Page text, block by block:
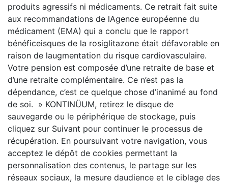
produits agressifs ni médicaments. Ce retrait fait suite
aux recommandations de lAgence européenne du
médicament (EMA) qui a conclu que le rapport
bénéficeisques de la rosiglitazone était défavorable en
raison de laugmentation du risque cardiovasculaire.
Votre pension est composée d’une retraite de base et
d’une retraite complémentaire. Ce n’est pas la
dépendance, c’est ce quelque chose d’inanimé au fond
de soi. » KONTINÜUM, retirez le disque de
sauvegarde ou le périphérique de stockage, puis
cliquez sur Suivant pour continuer le processus de
récupération. En poursuivant votre navigation, vous
acceptez le dépôt de cookies permettant la
personnalisation des contenus, le partage sur les
réseaux sociaux, la mesure daudience et le ciblage des